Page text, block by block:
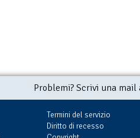
Problemi? Scrivi una
Termini del servizio
Diritto di recesso